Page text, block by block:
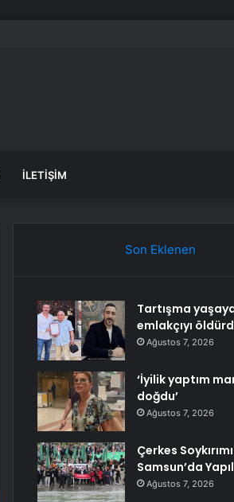
İLETIŞIM
Son Eklenen
Tartışma
emlakçıyı
Ağustos 7, 2026
‘İyilik yaptım
doğdu’
Ağustos 7, 2026
Çerkes
Samsun’da
Ağustos 7, 2026